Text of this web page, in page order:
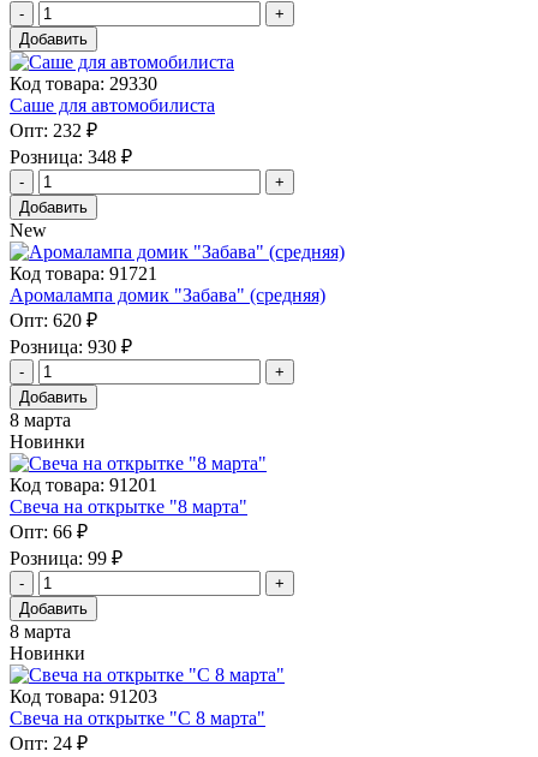
Добавить
Код товара: 29330
Саше для автомобилиста
Опт: 232 ₽
Розница: 348 ₽
Добавить
New
Код товара: 91721
Аромалампа домик "Забава" (средняя)
Опт: 620 ₽
Розница: 930 ₽
Добавить
8 марта
Новинки
Код товара: 91201
Свеча на открытке "8 марта"
Опт: 66 ₽
Розница: 99 ₽
Добавить
8 марта
Новинки
Код товара: 91203
Свеча на открытке "С 8 марта"
Опт: 24 ₽